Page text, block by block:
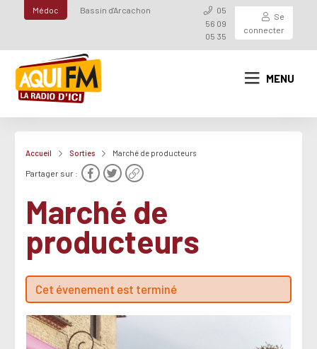
Médoc Bassin d'Arcachon
05
56 09
05 35
Se
connecter
MENU
Accueil Sorties Marché de producteurs
Partager sur :
Marché de
producteurs
Cet évenement est terminé